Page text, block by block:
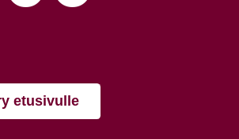
etusivulle